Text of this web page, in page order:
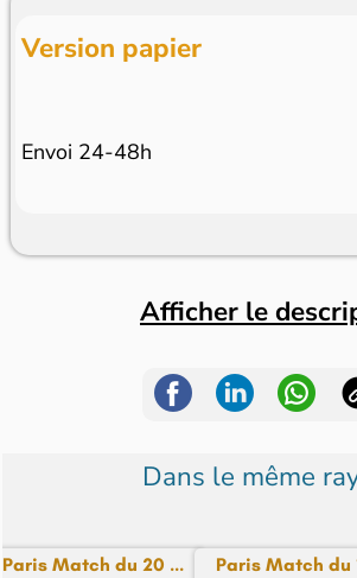
Version papier
Envoi 24-48h
Afficher le
Dans le même
Paris Match du 20 ... Paris Match du